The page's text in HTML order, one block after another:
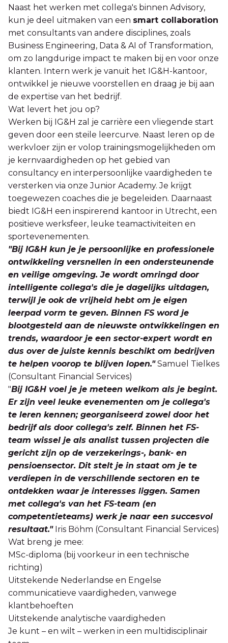
Naast het werken met collega's binnen Advisory,
kun je deel uitmaken van een smart collaboration
met consultants van andere disciplines, zoals
Business Engineering, Data & AI of Transformation,
om zo langdurige impact te maken bij en voor onze
klanten. Intern werk je vanuit het IG&H-kantoor,
ontwikkel je nieuwe voorstellen en draag je bij aan
de expertise van het bedrijf.
Wat levert het jou op?
Werken bij IG&H zal je carrière een vliegende start
geven door een steile leercurve. Naast leren op de
werkvloer zijn er volop trainingsmogelijkheden om
je kernvaardigheden op het gebied van
consultancy en interpersoonlijke vaardigheden te
versterken via onze Junior Academy. Je krijgt
toegewezen coaches die je begeleiden. Daarnaast
biedt IG&H een inspirerend kantoor in Utrecht, een
positieve werksfeer, leuke teamactiviteiten en
sportevenementen.
"Bij IG&H kun je je persoonlijke en professionele
ontwikkeling versnellen in een ondersteunende
en veilige omgeving. Je wordt omringd door
intelligente collega's die je dagelijks uitdagen,
terwijl je ook de vrijheid hebt om je eigen
leerpad vorm te geven. Binnen FS word je
blootgesteld aan de nieuwste ontwikkelingen en
trends, waardoor je een sector-expert wordt en
dus over de juiste kennis beschikt om bedrijven
te helpen voorop te blijven lopen."Samuel Tielkes
(Consultant Financial Services)
"Bij IG&H voel je je meteen welkom als je begint.
Er zijn veel leuke evenementen om je collega's
te leren kennen; georganiseerd zowel door het
bedrijf als door collega's zelf. Binnen het FS-
team wissel je als analist tussen projecten die
gericht zijn op de verzekerings-, bank- en
pensioensector. Dit stelt je in staat om je te
verdiepen in de verschillende sectoren en te
ontdekken waar je interesses liggen. Samen
met collega's van het FS-team (en
competentieteams) werk je naar een succesvol
resultaat."Iris Böhm (Consultant Financial Services)
Wat breng je mee:
MSc-diploma (bij voorkeur in een technische
richting)
Uitstekende Nederlandse en Engelse
communicatieve vaardigheden, vanwege
klantbehoeften
Uitstekende analytische vaardigheden
Je kunt – en wilt – werken in een multidisciplinair